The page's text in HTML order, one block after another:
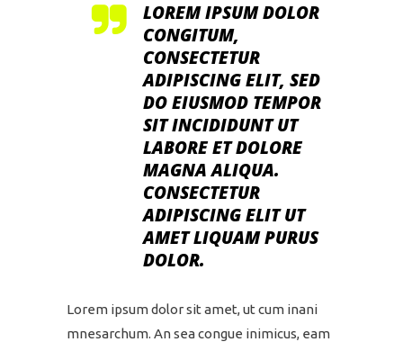
LOREM IPSUM DOLOR
CONGITUM,
CONSECTETUR
ADIPISCING ELIT, SED
DO EIUSMOD TEMPOR
SIT INCIDIDUNT UT
LABORE ET DOLORE
MAGNA ALIQUA.
CONSECTETUR
ADIPISCING ELIT UT
AMET LIQUAM PURUS
DOLOR.
Lorem ipsum dolor sit amet, ut cum inani
mnesarchum. An sea congue inimicus, eam